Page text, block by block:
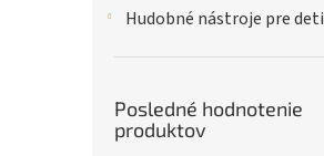
Hudobné nástroje pre deti
Posledné hodnotenie
produktov